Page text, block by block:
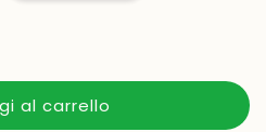
al carrello